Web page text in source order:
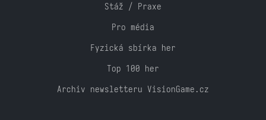
Stáž / Praxe
Pro média
Fyzická sbírka her
Top 100 her
Archiv newsletteru VisionGame.cz